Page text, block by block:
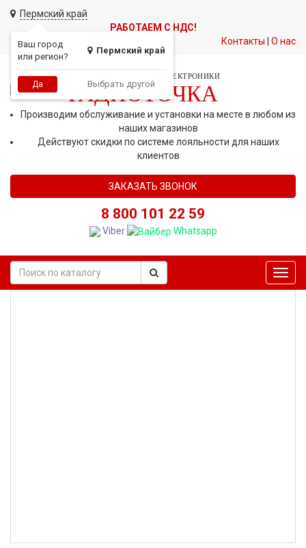
Пермский край
Ваш город
или регион?
Пермский край
Да Выбрать другой
РАБОТАЕМ С НДС!
Контакты
О нас
СЕТЬ МАГАЗИНОВ АВТОЭЛЕКТРОНИКИ
РАДИОТОЧКА
Производим обслуживание и установки на месте в любом из
наших магазинов
Действуют скидки по системе лояльности для наших
клиентов
ЗАКАЗАТЬ ЗВОНОК
8 800 101 22 59
Viber Whatsapp